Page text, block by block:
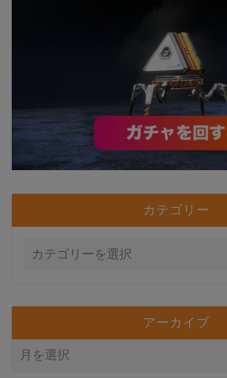
カテゴリー
アーカイブ